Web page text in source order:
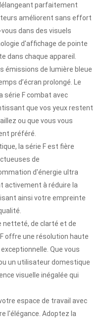
parfaitement
améliorent sans effort
dans des visuels
d'affichage de pointe
dans chaque appareil.
émissions de lumière bleue
d’écran prolongé. Le
série F combat avec
que vos yeux restent
ou que vous vous
préféré.
la série F est fière
de
d'énergie ultra
activement à réduire la
ainsi votre empreinte
netteté, de clarté et de
offre une résolution haute
Que vous
un utilisateur domestique
visuelle inégalée qui
espace de travail avec
l'élégance. Adoptez la